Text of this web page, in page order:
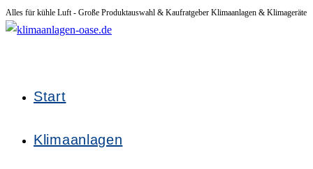
Zum
Inhalt
Alles für kühle Luft - Große Produktauswahl & Kaufratgeber Klimaanlagen & Klimageräte
Start
Klimaanlagen